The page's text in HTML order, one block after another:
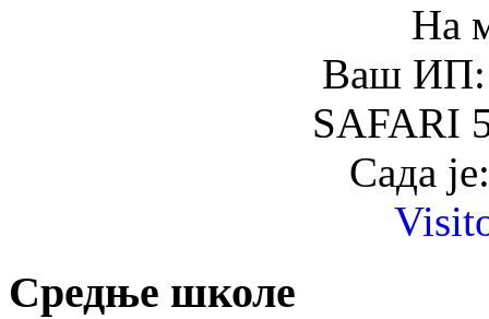
На
Ваш ИП:
SAFARI
Сада
Средње школе